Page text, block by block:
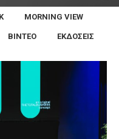
MORNING VIEW
ΒΊΝΤΕΟ ΕΚΔΌΣΕΙΣ